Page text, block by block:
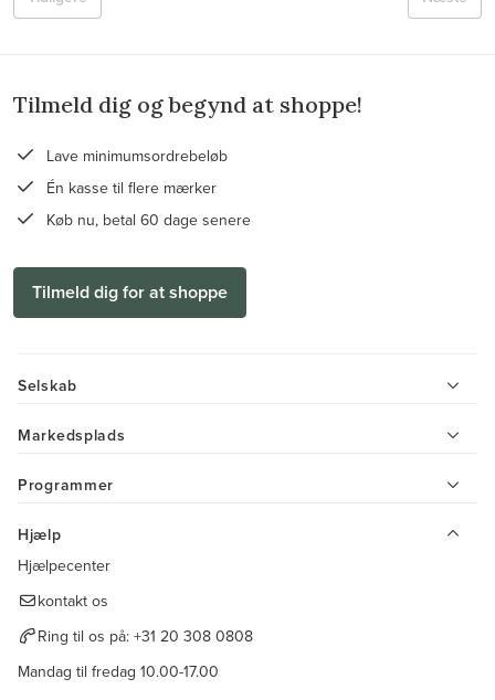
Tilmeld dig og begynd at shoppe!
Lave minimumsordrebeløb
Én kasse til flere mærker
Køb nu, betal 60 dage senere
Tilmeld dig for at shoppe
Selskab
Markedsplads
Programmer
Hjælp
Hjælpecenter
kontakt os
Ring til os på: +31 20 308 0808
Mandag til fredag 10.00-17.00